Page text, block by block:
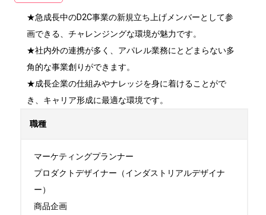
★急成長中のD2C事業の新規立ち上げメンバーとして参
画できる、チャレンジングな環境が魅力です。
★社内外の連携が多く、アパレル業務にとどまらない多
角的な事業創りができます。
★成長企業の仕組みやナレッジを身に着けることがで
き、キャリア形成に最適な環境です。
職種
マーケティングプランナー
プロダクトデザイナー（インダストリアルデザイナ
ー）
商品企画